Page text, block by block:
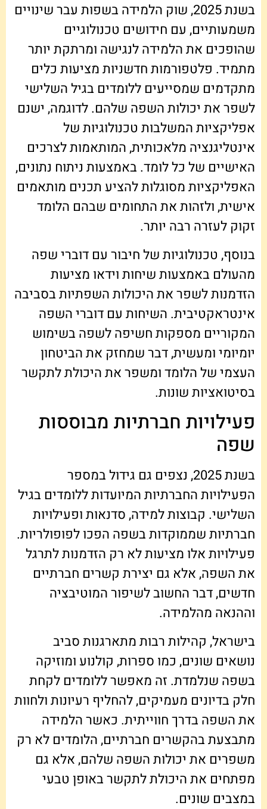
בשנת 2025, שוק הלמידה בשפות עבר שינויים
משמעותיים, עם חידושים טכנולוגיים
שהופכים את הלמידה לנגישה ומרתקת יותר
מתמיד. פלטפורמות חדשניות מציעות כלים
מתקדמים שמסייעים ללומדים בגיל השלישי
לשפר את יכולות השפה שלהם. לדוגמה, ישנם
אפליקציות המשלבות טכנולוגיות של
אינטליגנציה מלאכותית, המותאמות לצרכים
האישיים של כל לומד. באמצעות ניתוח נתונים,
האפליקציות מסוגלות להציע תכנים מותאמים
אישית, ולזהות את התחומים שבהם הלומד
זקוק לעזרה רבה יותר.
בנוסף, טכנולוגיות של חיבור עם דוברי שפה
מהעולם באמצעות שיחות וידאו מציעות
הזדמנות לשפר את היכולות השפתיות בסביבה
אינטראקטיבית. השיחות עם דוברי השפה
המקוריים מספקות חשיפה לשפה בשימוש
יומיומי ומעשית, דבר שמחזק את הביטחון
העצמי של הלומד ומשפר את היכולת לתקשר
בסיטואציות שונות.
פעילויות חברתיות מבוססות
שפה
בשנת 2025, נצפים גם גידול במספר
הפעילויות החברתיות המיועדות ללומדים בגיל
השלישי. קבוצות למידה, סדנאות ופעילויות
חברתיות שממוקדות בשפה הפכו לפופולריות.
פעילויות אלו מציעות לא רק הזדמנות לתרגל
את השפה, אלא גם יצירת קשרים חברתיים
חדשים, דבר החשוב לשיפור המוטיבציה
וההנאה מהלמידה.
בישראל, קהילות רבות מתארגנות סביב
נושאים שונים, כמו ספרות, קולנוע ומוזיקה
בשפה שנלמדת. זה מאפשר ללומדים לקחת
חלק בדיונים מעמיקים, להחליף רעיונות ולחוות
את השפה בדרך חווייתית. כאשר הלמידה
מתבצעת בהקשרים חברתיים, הלומדים לא רק
משפרים את יכולות השפה שלהם, אלא גם
מפתחים את היכולת לתקשר באופן טבעי
במצבים שונים.